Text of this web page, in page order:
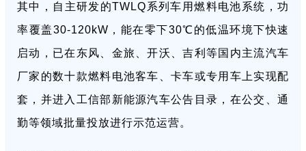
其中，自主研发的TWLQ系列车用燃料电池系统，功
率覆盖30-120kW，能在零下30℃的低温环境下快速
启动，已在东风、金旅、开沃、吉利等国内主流汽车
厂家的数十款燃料电池客车、卡车或专用车上实现配
套，并进入工信部新能源汽车公告目录，在公交、通
勤等领域批量投放进行示范运营。